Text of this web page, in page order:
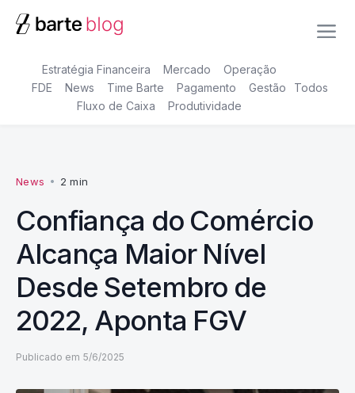
Estratégia Financeira Mercado
Operação
FDE
News Time Barte Pagamento
Gestão
Fluxo de Caixa
Produtividade
Todos
News • 2 min
Confiança do Comércio
Alcança Maior Nível
Desde Setembro de
2022, Aponta FGV
Publicado em 5/6/2025